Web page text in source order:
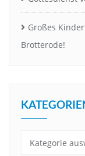
Großes
Brotterode!
Kategorien